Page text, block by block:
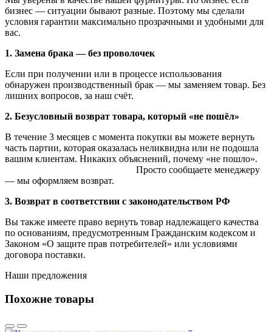
бизнес — ситуации бывают разные. Поэтому мы сделали
условия гарантии максимально прозрачными и удобными для
вас.
1. Замена брака — без проволочек
Если при получении или в процессе использования
обнаружен производственный брак — мы заменяем товар. Без
лишних вопросов, за наш счёт.
2. Безусловный возврат товара, который «не пошёл»
В течение 3 месяцев с момента покупки вы можете вернуть
часть партии, которая оказалась неликвидна или не подошла
вашим клиентам. Никаких объяснений, почему «не пошло».
Просто сообщаете менеджеру
— мы оформляем возврат.
3. Возврат в соответствии с законодательством РФ
Вы также имеете право вернуть товар надлежащего качества
по основаниям, предусмотренным Гражданским кодексом и
Законом «О защите прав потребителей» или условиями
договора поставки.
Наши предложения
Похожие товары